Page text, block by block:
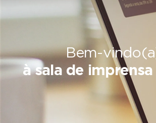
Bem-
à sala de imprensa